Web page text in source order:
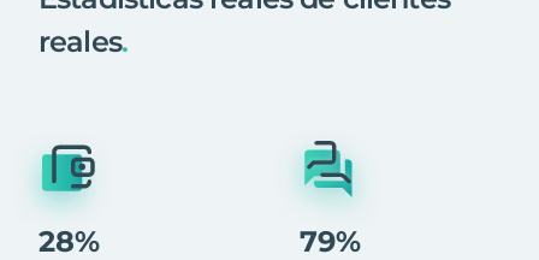
reales.
28% 79%